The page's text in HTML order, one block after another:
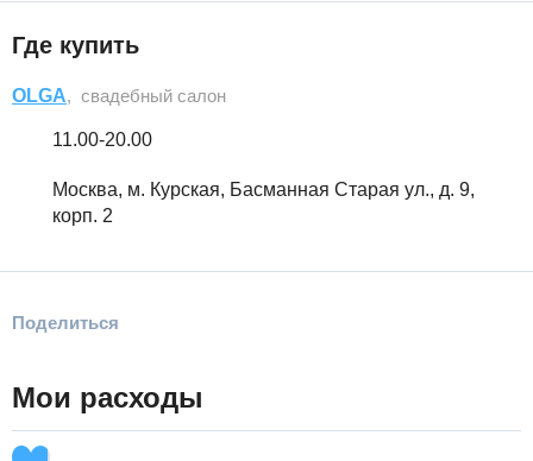
Где купить
OLGA, свадебный салон
11.00-20.00
Москва, м. Курская, Басманная Старая ул., д. 9,
корп. 2
Поделиться
Мои расходы